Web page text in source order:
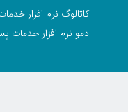
کاتالوگ نرم افزار
دمو نرم افزار خدمات